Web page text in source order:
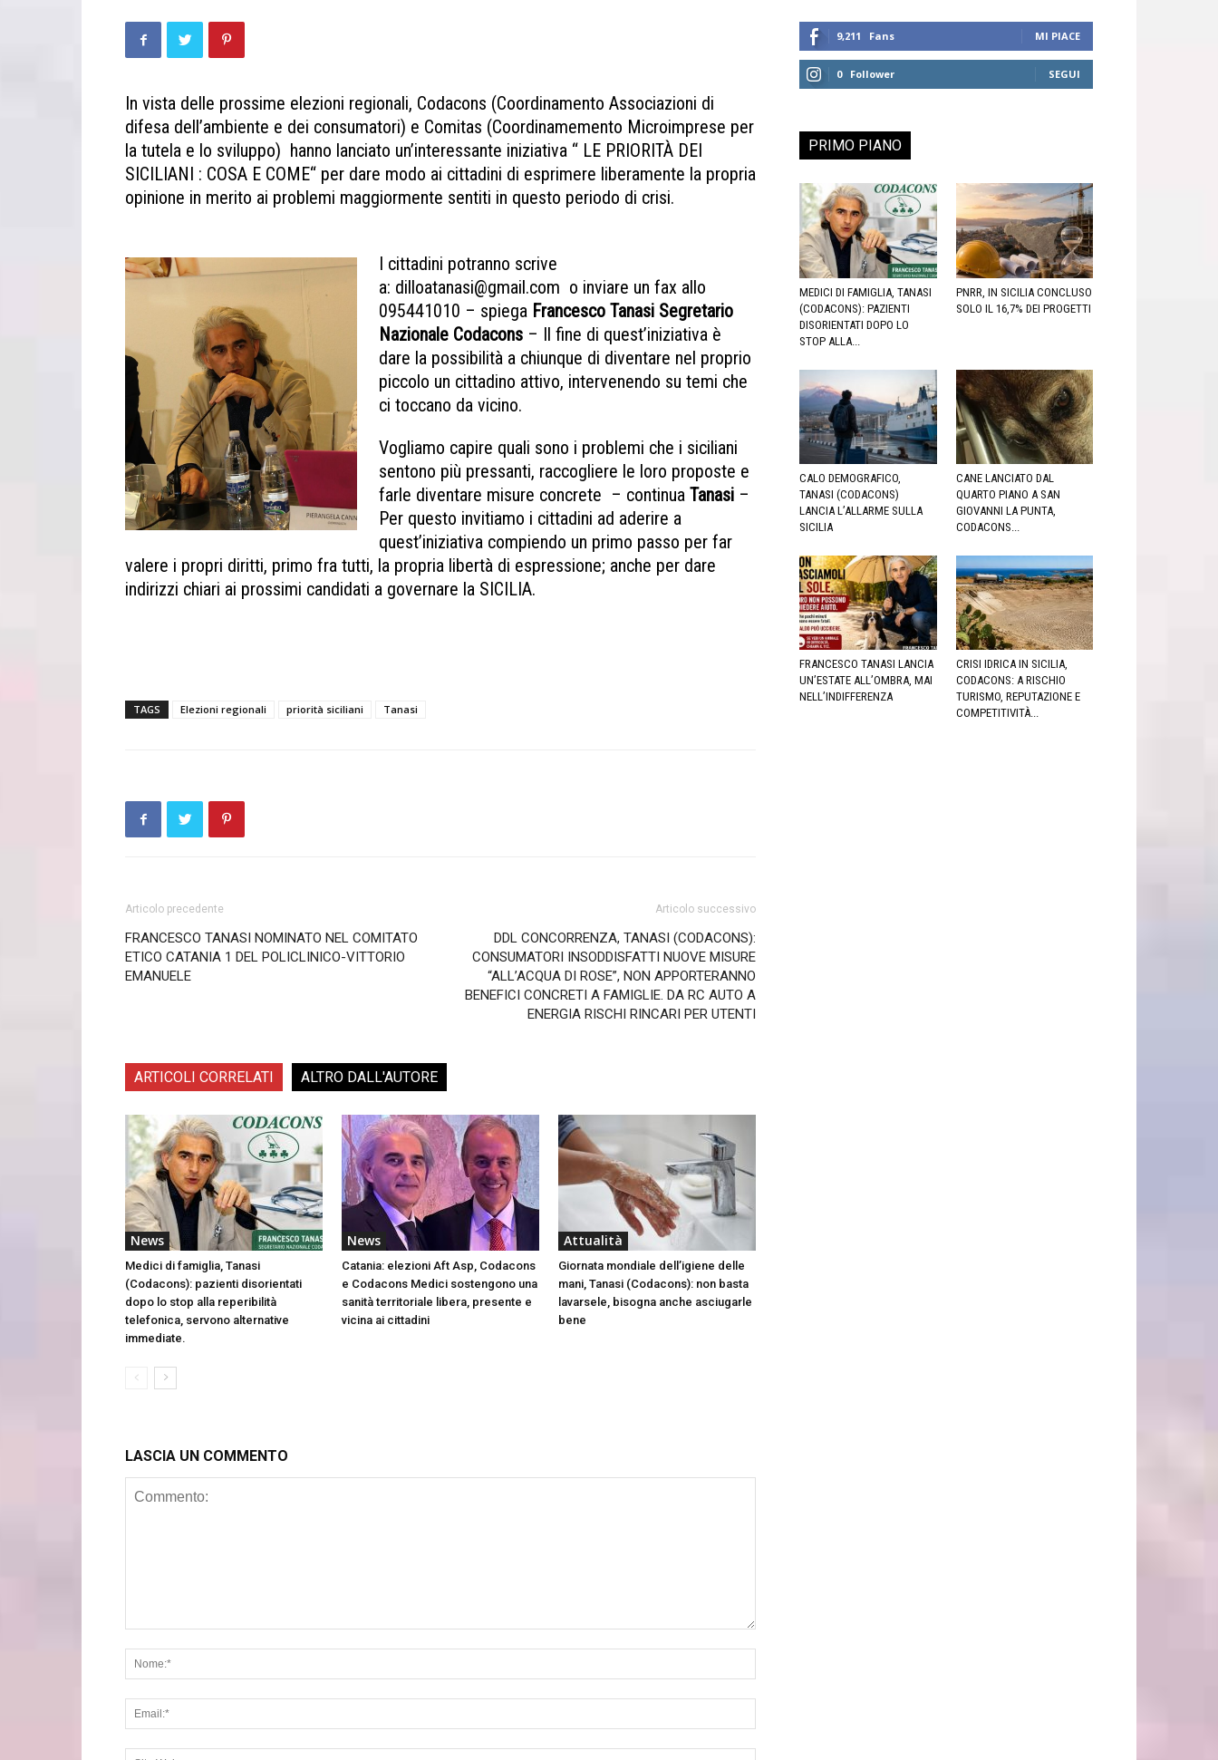
In vista delle prossime elezioni regionali, Codacons (Coordinamento Associazioni di
difesa dell’ambiente e dei consumatori) e Comitas (Coordinamemento Microimprese per
la tutela e lo sviluppo) hanno lanciato un’interessante iniziativa “ LE PRIORITÀ DEI
SICILIANI : COSA E COME“ per dare modo ai cittadini di esprimere liberamente la propria
opinione in merito ai problemi maggiormente sentiti in questo periodo di crisi.
I cittadini potranno scrive
a: dilloatanasi@gmail.com o inviare un fax allo
095441010 – spiega Francesco Tanasi Segretario
Nazionale Codacons – Il fine di quest’iniziativa è
dare la possibilità a chiunque di diventare nel proprio
piccolo un cittadino attivo, intervenendo su temi che
ci toccano da vicino.
Vogliamo capire quali sono i problemi che i siciliani
sentono più pressanti, raccogliere le loro proposte e
farle diventare misure concrete – continua Tanasi –
Per questo invitiamo i cittadini ad aderire a
quest’iniziativa compiendo un primo passo per far
valere i propri diritti, primo fra tutti, la propria libertà di espressione; anche per dare
indirizzi chiari ai prossimi candidati a governare la SICILIA.
TAGS Elezioni regionali priorità siciliani Tanasi
Articolo precedente
FRANCESCO TANASI NOMINATO NEL COMITATO
ETICO CATANIA 1 DEL POLICLINICO-VITTORIO
EMANUELE
Articolo successivo
DDL CONCORRENZA, TANASI (CODACONS):
CONSUMATORI INSODDISFATTI NUOVE MISURE
“ALL’ACQUA DI ROSE”, NON APPORTERANNO
BENEFICI CONCRETI A FAMIGLIE. DA RC AUTO A
ENERGIA RISCHI RINCARI PER UTENTI
ARTICOLI CORRELATI ALTRO DALL'AUTORE
News
Medici di famiglia, Tanasi
(Codacons): pazienti disorientati
dopo lo stop alla reperibilità
telefonica, servono alternative
immediate.
News
Catania: elezioni Aft Asp, Codacons
e Codacons Medici sostengono una
sanità territoriale libera, presente e
vicina ai cittadini
Attualità
Giornata mondiale dell’igiene delle
mani, Tanasi (Codacons): non basta
lavarsele, bisogna anche asciugarle
bene
LASCIA UN COMMENTO
9,211 Fans MI PIACE
0 Follower SEGUI
PRIMO PIANO
MEDICI DI FAMIGLIA, TANASI
(CODACONS): PAZIENTI
DISORIENTATI DOPO LO
STOP ALLA...
PNRR, IN SICILIA CONCLUSO
SOLO IL 16,7% DEI PROGETTI
CALO DEMOGRAFICO,
TANASI (CODACONS)
LANCIA L’ALLARME SULLA
SICILIA
CANE LANCIATO DAL
QUARTO PIANO A SAN
GIOVANNI LA PUNTA,
CODACONS...
FRANCESCO TANASI LANCIA
UN’ESTATE ALL’OMBRA, MAI
NELL’INDIFFERENZA
CRISI IDRICA IN SICILIA,
CODACONS: A RISCHIO
TURISMO, REPUTAZIONE E
COMPETITIVITÀ...